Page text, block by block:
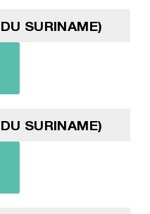
SURINAME)
SURINAME)